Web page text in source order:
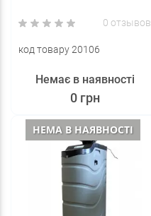
0 отзывов
код товару 20106
0 грн
Немає в наявності
НЕМА В НАЯВНОСТІ